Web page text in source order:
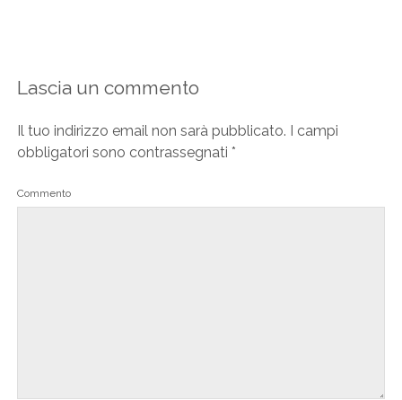
Lascia un commento
Il tuo indirizzo email non sarà pubblicato. I campi
obbligatori sono contrassegnati *
Commento